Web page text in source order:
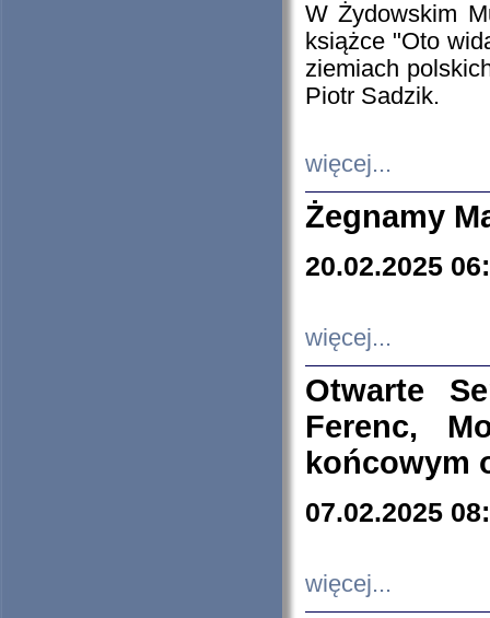
W Żydowskim
książce "Oto
ziemiach
Piotr Sadzik.
więcej...
Żegnamy
20.02.2025
więcej...
Otwarte
Ferenc,
końcowym
07.02.2025
więcej...